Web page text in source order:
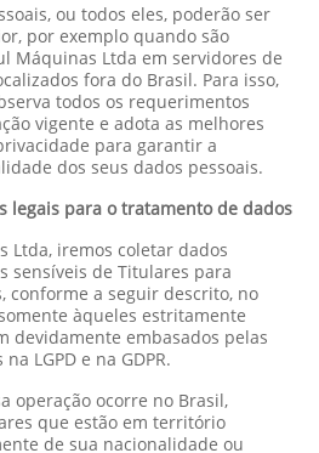
ou todos eles, poderão ser
por exemplo quando são
Máquinas Ltda em servidores de
fora do Brasil. Para isso,
todos os requerimentos
vigente e adota as melhores
para garantir a
dos seus dados pessoais.
para o tratamento de dados
Ltda, iremos coletar dados
sensíveis de Titulares para
conforme a seguir descrito, no
àqueles estritamente
devidamente embasados pelas
LGPD e na GDPR.
operação ocorre no Brasil,
que estão em território
de sua nacionalidade ou